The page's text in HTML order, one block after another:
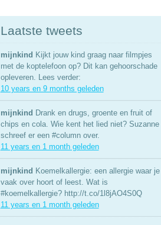
Laatste tweets
mijnkind Kijkt jouw kind graag naar filmpjes
met de koptelefoon op? Dit kan gehoorschade
opleveren. Lees verder:
10 years en 9 months geleden
mijnkind Drank en drugs, groente en fruit of
chips en cola. Wie kent het lied niet? Suzanne
schreef er een #column over.
11 years en 1 month geleden
mijnkind Koemelkallergie: een allergie waar je
vaak over hoort of leest. Wat is
#koemelkallergie? http://t.co/1l8jAO4S0Q
11 years en 1 month geleden